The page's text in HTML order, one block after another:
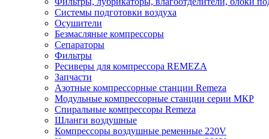
Системы подготовки воздуха
Осушители
Безмасляные компрессоры
Сепараторы
Фильтры
Ресиверы для компрессора REMEZA
Запчасти
Азотные компрессорные станции Remeza
Модульные компрессорные станции серии МКР
Спиральные компрессоры Remeza
Шланги воздушные
Компрессоры воздушные ременные 220V